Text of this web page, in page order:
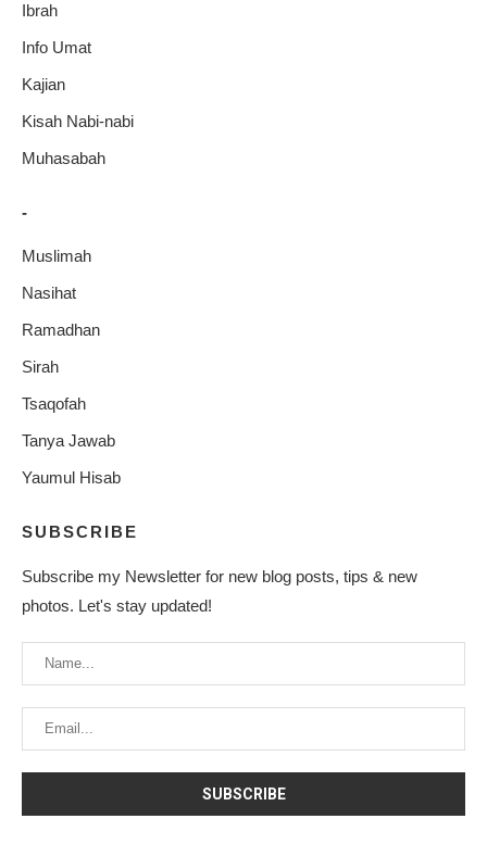
Ibrah
Info Umat
Kajian
Kisah Nabi-nabi
Muhasabah
-
Muslimah
Nasihat
Ramadhan
Sirah
Tsaqofah
Tanya Jawab
Yaumul Hisab
SUBSCRIBE
Subscribe my Newsletter for new blog posts, tips & new
photos. Let's stay updated!